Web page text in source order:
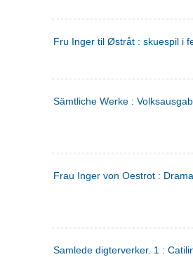
Fru Inger til Østråt : skuespil i
Sämtliche Werke :
Frau Inger von Oestrot : Drama
Samlede digterverker. 1 :